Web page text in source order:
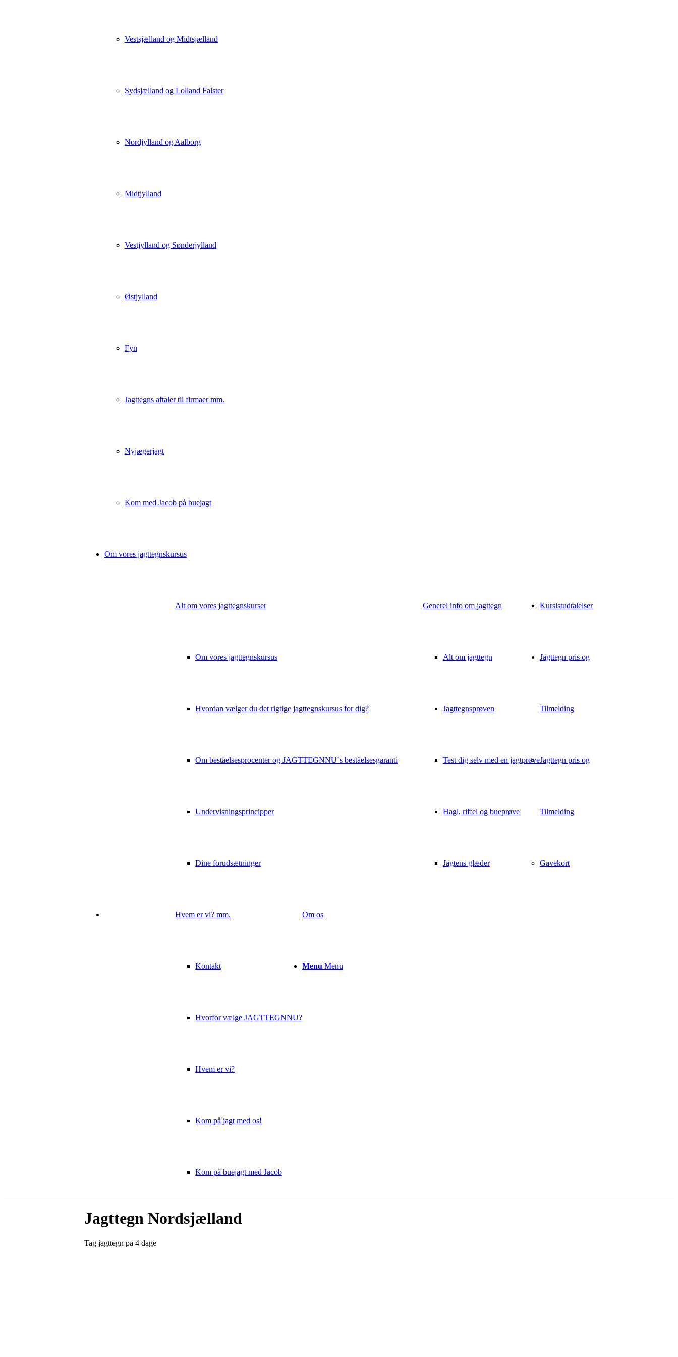
Vestsjælland og Midtsjælland
Sydsjælland og Lolland Falster
Nordjylland og Aalborg
Midtjylland
Vestjylland og Sønderjylland
Østjylland
Fyn
Jagttegns aftaler til firmaer mm.
Nyjægerjagt
Kom med Jacob på buejagt
Om vores jagttegnskursus
Alt om vores jagttegnskurser
Om vores jagttegnskursus
Hvordan vælger du det rigtige jagttegnskursus for dig?
Om beståelsesprocenter og JAGTTEGNNU´s beståelsesgaranti
Undervisningsprincipper
Dine forudsætninger
Generel info om jagttegn
Alt om jagttegn
Jagttegnsprøven
Test dig selv med en jagtprøve
Hagl, riffel og bueprøve
Jagtens glæder
Kursistudtalelser
Jagttegn pris og
Tilmelding
Jagttegn pris og
Tilmelding
Gavekort
Om os
Hvem er vi? mm.
Kontakt
Hvorfor vælge JAGTTEGNNU?
Hvem er vi?
Kom på jagt med os!
Kom på buejagt med Jacob
Menu Menu
Jagttegn Nordsjælland
Tag jagttegn på 4 dage